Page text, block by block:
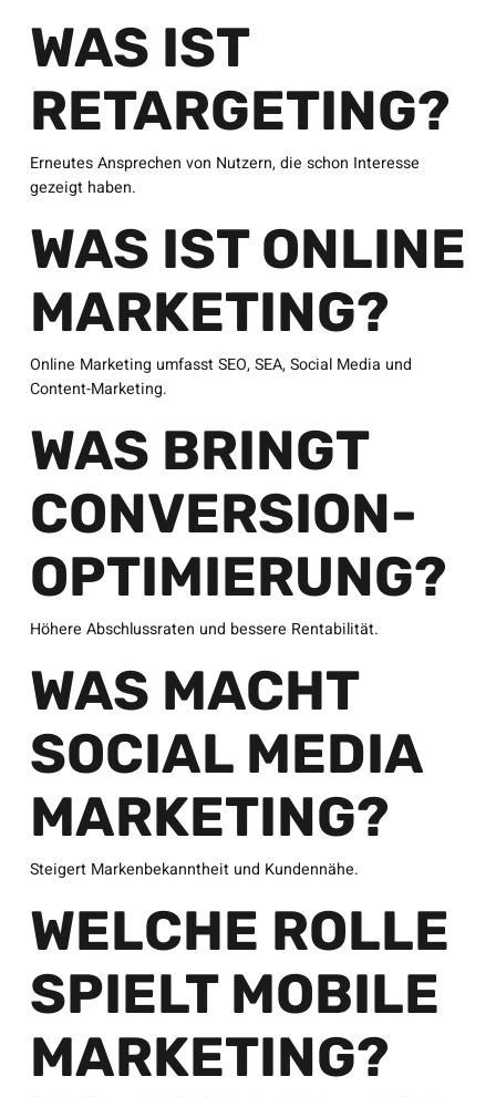
WAS IST
RETARGETING?
Erneutes Ansprechen von Nutzern, die schon Interesse
gezeigt haben.
WAS IST ONLINE
MARKETING?
Online Marketing umfasst SEO, SEA, Social Media und
Content-Marketing.
WAS BRINGT
CONVERSION-
OPTIMIERUNG?
Höhere Abschlussraten und bessere Rentabilität.
WAS MACHT
SOCIAL MEDIA
MARKETING?
Steigert Markenbekanntheit und Kundennähe.
WELCHE ROLLE
SPIELT MOBILE
MARKETING?